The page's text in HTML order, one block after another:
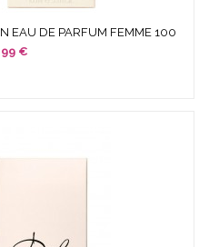
EAU DE PARFUM FEMME 100
€